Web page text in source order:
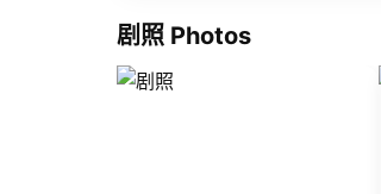
剧照 Photos